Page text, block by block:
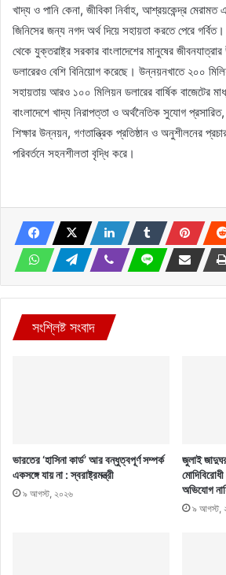
খাদ্য ও পানি কেনা, জীবিকা নির্বাহ, আশ্রয়কেন্দ্র
জিনিসের জন্য নগদ অর্থ দিয়ে সহায়তা করতে পেরে গর্বিত।
থেকে যুক্তরাষ্ট্র সরকার বাংলাদেশের মানুষের
ডলারেরও বেশি বিনিয়োগ করেছে। উন্নয়নখাতে ২০০
সহায়তায় আরও ১০০ মিলিয়ন ডলারের বার্ষিক বাজেটের
বাংলাদেশে খাদ্য নিরাপত্তা ও অর্থনৈতিক সুযোগ
শিক্ষার উন্নয়ন, গণতান্ত্রিক প্রতিষ্ঠান ও অনুশীলনের
পরিবর্তনে সহনশীলতা বৃদ্ধি করে।
সংশ্লিষ্ট সংবাদ
ভারতের ‘হাসিনা কার্ড’ আর বন্ধুত্বপূর্ণ সম্পর্ক
একসঙ্গে যায় না : স্বরাষ্ট্রমন্ত্রী
৯ আগস্ট, ২০২৬
জুলাই
অভিযোগ
৯ আগস্ট,